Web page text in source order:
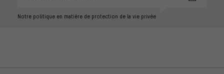
Notre politique en matière de protection de la vie privée